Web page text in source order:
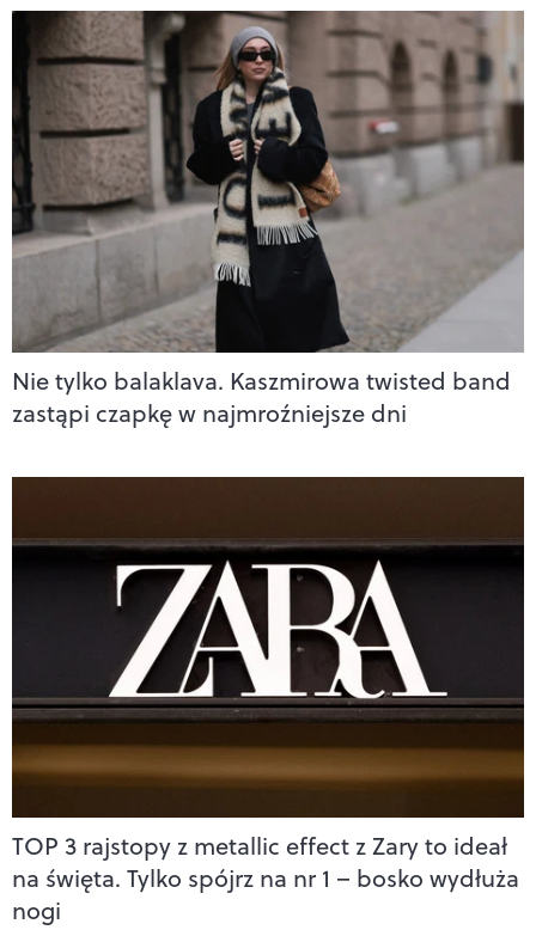
Nie tylko balaklava. Kaszmirowa twisted band
zastąpi czapkę w najmroźniejsze dni
TOP 3 rajstopy z metallic effect z Zary to ideał
na święta. Tylko spójrz na nr 1 – bosko wydłuża
nogi